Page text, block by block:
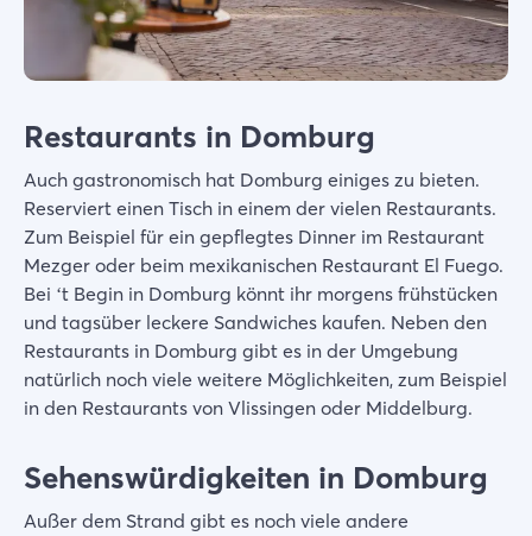
Restaurants in Domburg
Auch gastronomisch hat Domburg einiges zu bieten.
Reserviert einen Tisch in einem der vielen Restaurants.
Zum Beispiel für ein gepflegtes Dinner im Restaurant
Mezger oder beim mexikanischen Restaurant El Fuego.
Bei ‘t Begin in Domburg könnt ihr morgens frühstücken
und tagsüber leckere Sandwiches kaufen. Neben den
Restaurants in Domburg gibt es in der Umgebung
natürlich noch viele weitere Möglichkeiten, zum Beispiel
in den Restaurants von Vlissingen oder Middelburg.
Sehenswürdigkeiten in Domburg
Außer dem Strand gibt es noch viele andere